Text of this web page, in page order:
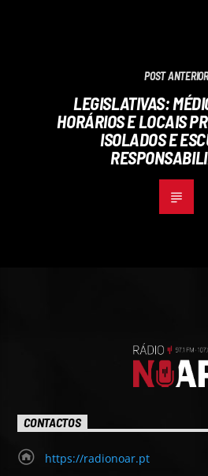
POST ANTERIOR
LEGISLATIVAS:
HORÁRIOS E LOCAIS
ISOLADOS E
CONTACTOS
https://radionoar.pt